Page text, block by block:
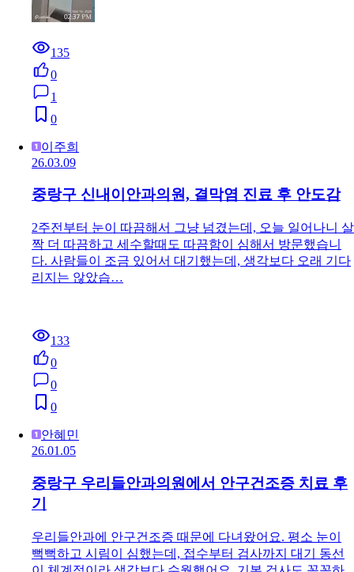
135
0
1
0
이주희
26.03.09
중랑구 신내이안과의원, 결막염 진료 후 안도감
2주전부터 눈이 따끔해서 그냥 넘겼는데, 오늘 일어나니 살
짝 더 따끔하고 세수할때도 따끔함이 심해서 방문했습니
다. 사람들이 조금 있어서 대기했는데, 생각보다 오래 기다
리지는 않았습…
133
0
0
0
안혜민
26.01.05
중랑구 우리들안과의원에서 안구건조증 치료 후
기